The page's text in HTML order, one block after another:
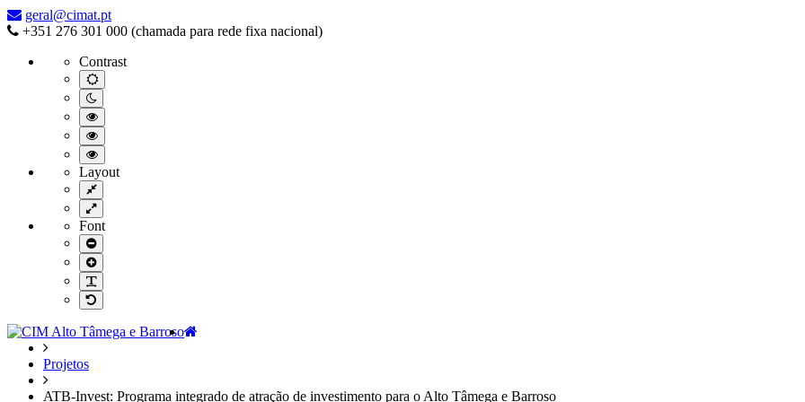
–
ATB-
Programa
investimento
geral@cimat.pt
+351 276 301 000 (chamada para rede fixa nacional)
Contrast
Default
contrast
Night
contrast
Black
and
White
contrast
Black
and
Yellow
contrast
Yellow
and
Black
contrast
Layout
Fixed
layout
Wide
layout
Font
Smaller
Font
Larger
Font
Readable
Font
Default
Font
Projetos
ATB-Invest: Programa integrado de atração de investimento para o Alto Tâmega e Barroso